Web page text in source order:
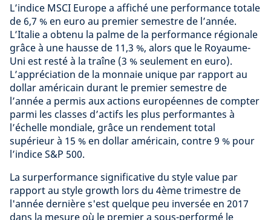
L’indice MSCI Europe a affiché une performance totale
de 6,7 % en euro au premier semestre de l’année.
L’Italie a obtenu la palme de la performance régionale
grâce à une hausse de 11,3 %, alors que le Royaume-
Uni est resté à la traîne (3 % seulement en euro).
L’appréciation de la monnaie unique par rapport au
dollar américain durant le premier semestre de
l’année a permis aux actions européennes de compter
parmi les classes d’actifs les plus performantes à
l’échelle mondiale, grâce un rendement total
supérieur à 15 % en dollar américain, contre 9 % pour
l’indice S&P 500.
La surperformance significative du style value par
rapport au style growth lors du 4ème trimestre de
l'année dernière s'est quelque peu inversée en 2017
dans la mesure où le premier a sous-performé le